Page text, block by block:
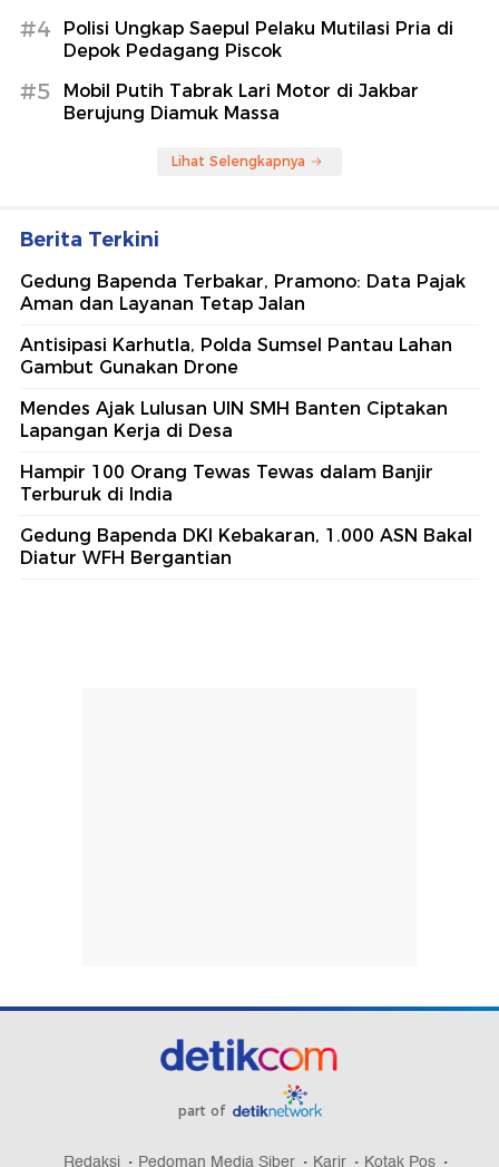
#4
Polisi Ungkap Saepul Pelaku Mutilasi Pria di
Depok Pedagang Piscok
#5
Mobil Putih Tabrak Lari Motor di Jakbar
Berujung Diamuk Massa
Lihat Selengkapnya
Berita Terkini
Gedung Bapenda Terbakar, Pramono: Data Pajak
Aman dan Layanan Tetap Jalan
Antisipasi Karhutla, Polda Sumsel Pantau Lahan
Gambut Gunakan Drone
Mendes Ajak Lulusan UIN SMH Banten Ciptakan
Lapangan Kerja di Desa
Hampir 100 Orang Tewas Tewas dalam Banjir
Terburuk di India
Gedung Bapenda DKI Kebakaran, 1.000 ASN Bakal
Diatur WFH Bergantian
part of
Redaksi Pedoman Media Siber Karir Kotak Pos